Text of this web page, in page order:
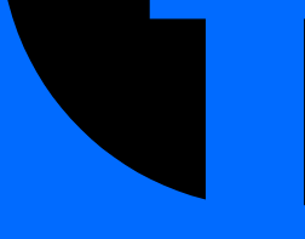
list-ds
La commande list-ds de la CLI
liste de toutes les sources de données
spécifié. Cette commande est utile
données disponibles pour l'analyse et
Utilisation de la commande